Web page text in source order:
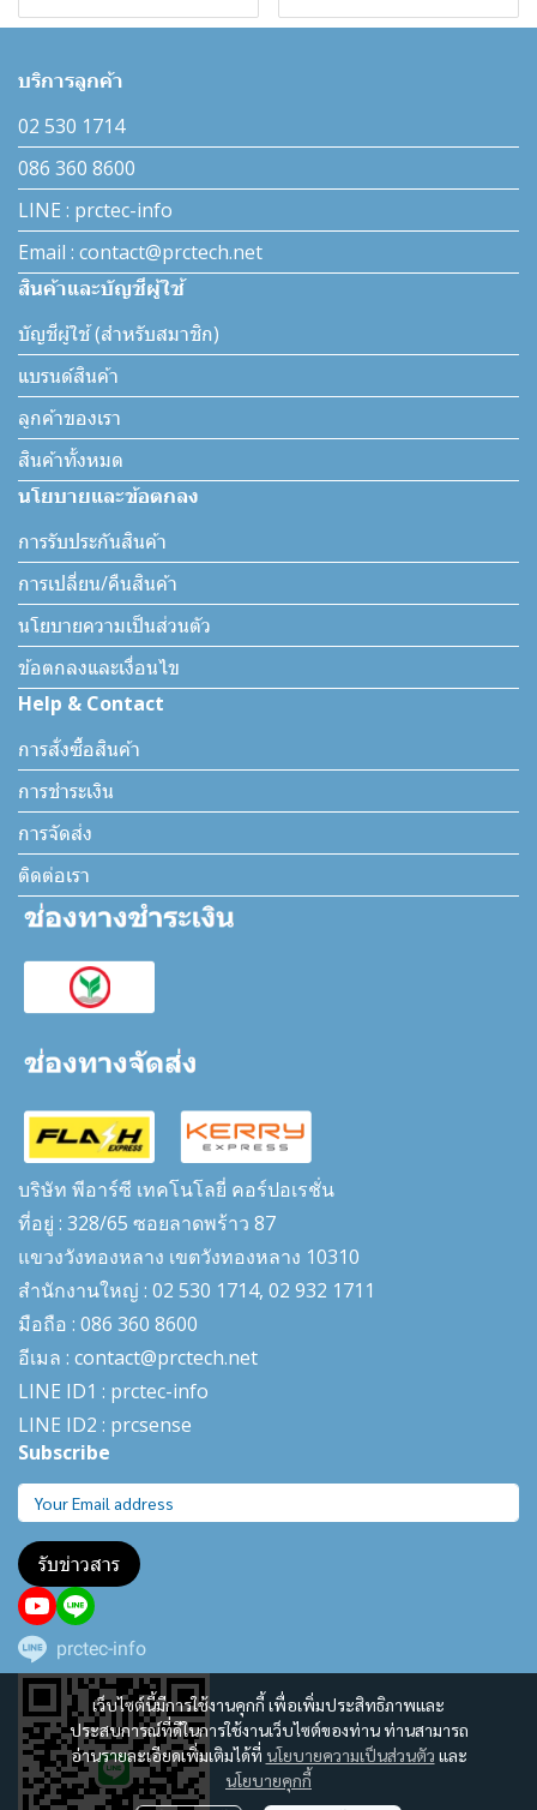
เว็บไซต์นี้มีการใช้งานคุกกี้ เพื่อเพิ่มประสิทธิภาพและ
ประสบการณ์ที่ดีในการใช้งานเว็บไซต์ของท่าน ท่านสามารถ
อ่านรายละเอียดเพิ่มเติมได้ที่ นโยบายความเป็นส่วนตัว และ
นโยบายคุกกี้
บริการลูกค้า
02 530 1714
086 360 8600
LINE : prctec-info
Email : contact@prctech.net
สินค้าและบัญชีผู้ใช้
บัญชีผู้ใช้ (สำหรับสมาชิก)
แบรนด์สินค้า
ลูกค้าของเรา
สินค้าทั้งหมด
นโยบายและข้อตกลง
การรับประกันสินค้า
การเปลี่ยน/คืนสินค้า
นโยบายความเป็นส่วนตัว
ข้อตกลงและเงื่อนไข
Help & Contact
การสั่งซื้อสินค้า
การชำระเงิน
การจัดส่ง
ติดต่อเรา
บริษัท พีอาร์ซี เทคโนโลยี่ คอร์ปอเรชั่น
ที่อยู่ : 328/65 ซอยลาดพร้าว 87
แขวงวังทองหลาง เขตวังทองหลาง 10310
สำนักงานใหญ่ : 02 530 1714, 02 932 1711
มือถือ : 086 360 8600
อีเมล : contact@prctech.net
LINE ID1 : prctec-info
LINE ID2 : prcsense
Subscribe
รับข่าวสาร
prctec-info